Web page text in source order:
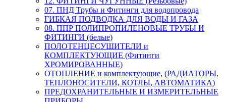
07. ПНД Трубы и Фитинги для водопровода
ГИБКАЯ ПОДВОДКА ДЛЯ ВОДЫ И ГАЗА
08. ППР ПОЛИПРОПИЛЕНОВЫЕ ТРУБЫ И
ФИТИНГИ (белые)
ПОЛОТЕНЦЕСУШИТЕЛИ и
КОМПЛЕКТУЮЩИЕ (Фитинги
ХРОМИРОВАННЫЕ)
ОТОПЛЕНИЕ и комплектующие, (РАДИАТОРЫ,
ТЕПЛОНОСИТЕЛИ, КОТЛЫ, АВТОМАТИКА)
ПРЕДОХРАНИТЕЛЬНЫЕ И ИЗМЕРИТЕЛЬНЫЕ